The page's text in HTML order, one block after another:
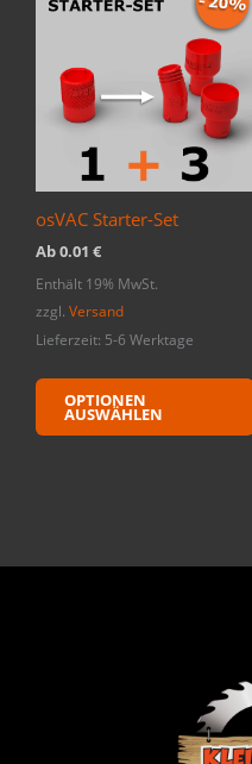
osVAC Starter-Set
Ab0.01 €
Enthält 19% MwSt.
zzgl. Versand
Lieferzeit: 5-6 Werktage
OPTIONEN
AUSWÄHLEN